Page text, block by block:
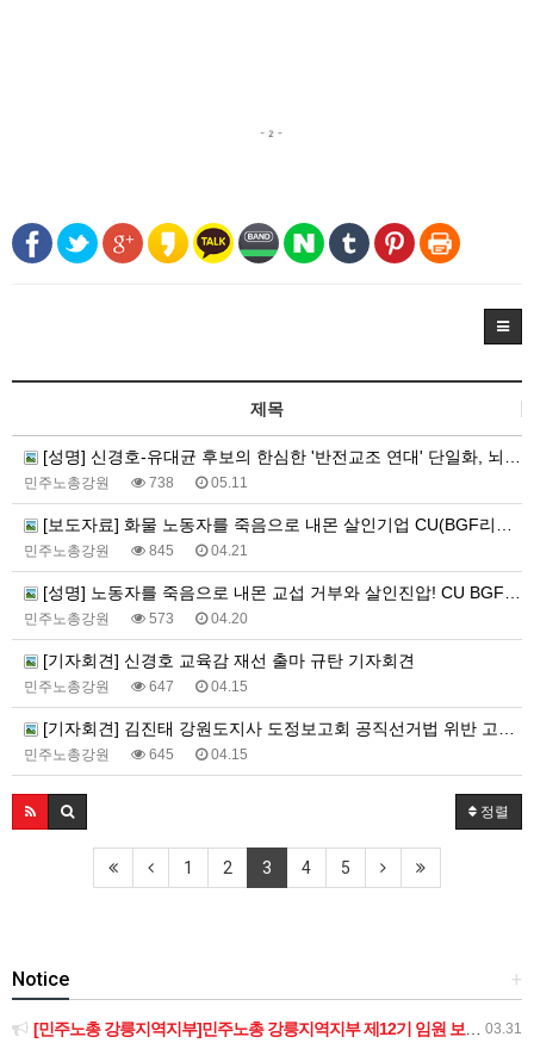
제목
[성명] 신경호-유대균 후보의 한심한 '반전교조 연대' 단일화, 뇌물수수 범죄 혐의자에게 강원 교육을 맡길 순 없다
민주노총강원 738 05.11
[보도자료] 화물 노동자를 죽음으로 내몬 살인기업 CU(BGF리테일)를 강력 규탄한다!
민주노총강원 845 04.21
[성명] 노동자를 죽음으로 내몬 교섭 거부와 살인진압! CU BGF리테일과 정부를 강력히 규탄한다!
민주노총강원 573 04.20
[기자회견] 신경호 교육감 재선 출마 규탄 기자회견
민주노총강원 647 04.15
[기자회견] 김진태 강원도지사 도정보고회 공직선거법 위반 고발 기자회견
민주노총강원 645 04.15
정렬
1 2 3 4 5
+
Notice
03.31
[민주노총 강릉지역지부]민주노총 강릉지역지부 제12기 임원 보궐선거결과 공고